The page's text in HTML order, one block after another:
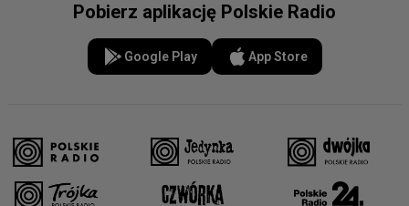
Pobierz aplikację Polskie Radio
Google Play App Store